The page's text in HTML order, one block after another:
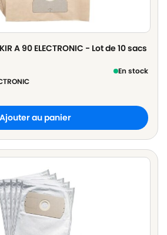
A 90 ELECTRONIC - Lot de 10 sacs
En stock
Ajouter au panier